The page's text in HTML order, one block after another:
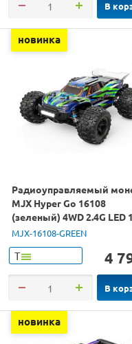
В
новинка
Радиоуправляемый
MJX Hyper Go 16108
(зеленый) 4WD 2.4G LED
RTR
MJX-16108-GREEN
Т 4
В
новинка